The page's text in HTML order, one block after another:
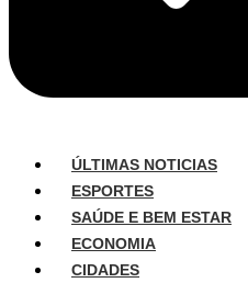
ÚLTIMAS NOTICIAS
ESPORTES
SAÚDE E BEM ESTAR
ECONOMIA
CIDADES